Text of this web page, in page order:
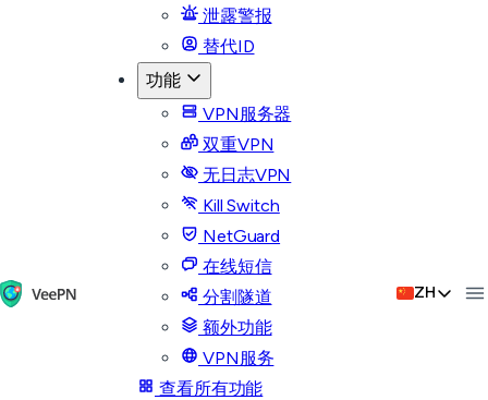
泄露警报
替代ID
功能
VPN服务器
双重VPN
无日志VPN
Kill Switch
NetGuard
在线短信
分割隧道
额外功能
VPN服务
查看所有功能
ZH